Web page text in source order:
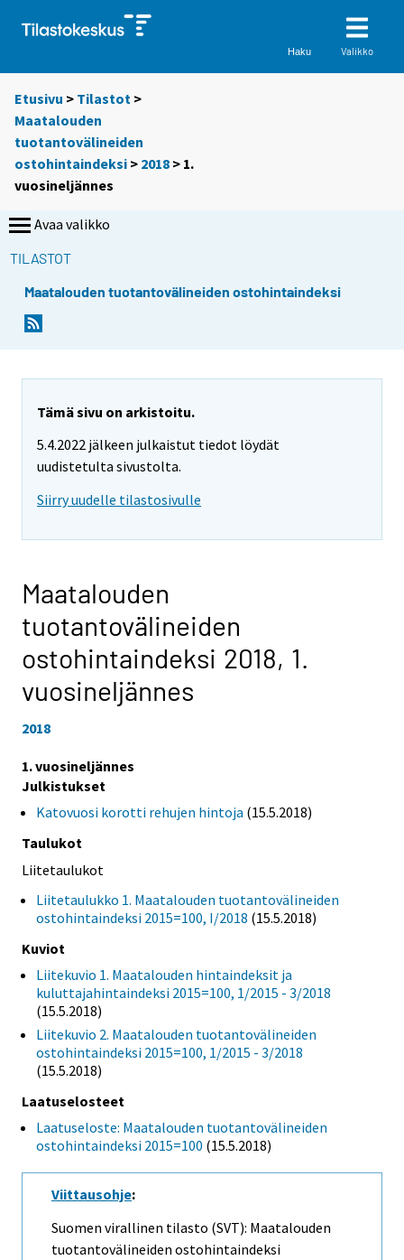
Haku Valikko
Etusivu > Tilastot >
Maatalouden
tuotantovälineiden
ostohintaindeksi > 2018 > 1.
vuosineljännes
Avaa valikko
TILASTOT
Maatalouden tuotantovälineiden ostohintaindeksi
Tämä sivu on arkistoitu.
5.4.2022 jälkeen julkaistut tiedot löydät
uudistetulta sivustolta.
Siirry uudelle tilastosivulle
Maatalouden
tuotantovälineiden
ostohintaindeksi 2018, 1.
vuosineljännes
2018
1. vuosineljännes
Julkistukset
Katovuosi korotti rehujen hintoja (15.5.2018)
Taulukot
Liitetaulukot
Liitetaulukko 1. Maatalouden tuotantovälineiden
ostohintaindeksi 2015=100, I/2018 (15.5.2018)
Kuviot
Liitekuvio 1. Maatalouden hintaindeksit ja
kuluttajahintaindeksi 2015=100, 1/2015 - 3/2018
(15.5.2018)
Liitekuvio 2. Maatalouden tuotantovälineiden
ostohintaindeksi 2015=100, 1/2015 - 3/2018
(15.5.2018)
Laatuselosteet
Laatuseloste: Maatalouden tuotantovälineiden
ostohintaindeksi 2015=100 (15.5.2018)
Viittausohje:
Suomen virallinen tilasto (SVT): Maatalouden
tuotantovälineiden ostohintaindeksi